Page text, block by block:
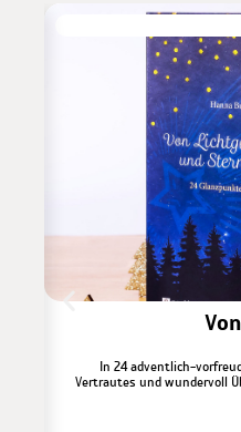
In 24 adventlich-
Vertrautes und wundervoll